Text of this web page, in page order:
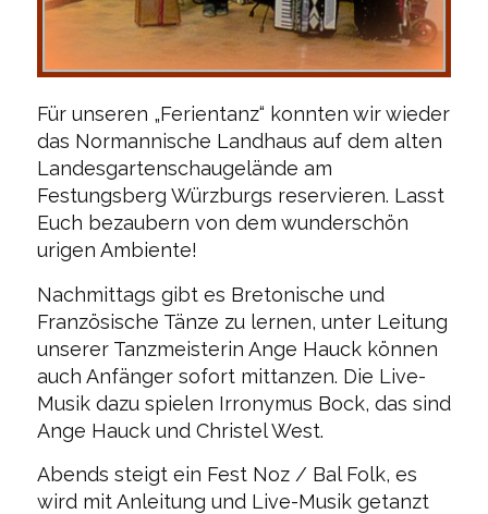
Für unseren „Ferientanz“ konnten wir wieder
das Normannische Landhaus auf dem alten
Landesgartenschaugelände am
Festungsberg Würzburgs reservieren. Lasst
Euch bezaubern von dem wunderschön
urigen Ambiente!
Nachmittags gibt es Bretonische und
Französische Tänze zu lernen, unter Leitung
unserer Tanzmeisterin Ange Hauck können
auch Anfänger sofort mittanzen. Die Live-
Musik dazu spielen Irronymus Bock, das sind
Ange Hauck und Christel West.
Abends steigt ein Fest Noz / Bal Folk, es
wird mit Anleitung und Live-Musik getanzt